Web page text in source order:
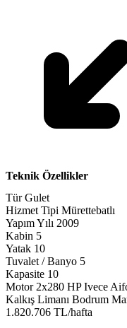
Teknik Özellikler
Tür Gulet
Hizmet Tipi Mürettebatlı
Yapım Yılı 2009
Kabin 5
Yatak 10
Tuvalet / Banyo 5
Kapasite 10
Motor 2x280 HP Ivece
Kalkış Limanı Bodrum
1.820.706 TL/hafta